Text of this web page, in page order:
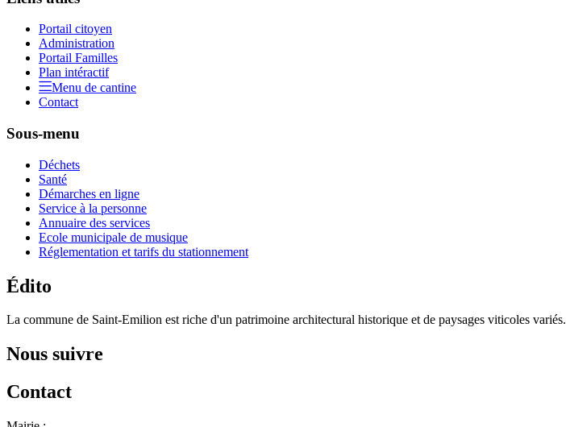
Portail citoyen
Administration
Portail Familles
Plan intéractif
Menu de cantine
Contact
Sous-menu
Déchets
Santé
Démarches en ligne
Service à la personne
Annuaire des services
Ecole municipale de musique
Réglementation et tarifs du stationnement
Édito
La commune de Saint-Emilion est riche d'un patrimoine architectural historique et de paysages viticoles variés.
Nous suivre
Contact